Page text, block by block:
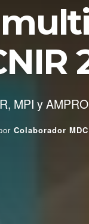
MPI y
Colaborador